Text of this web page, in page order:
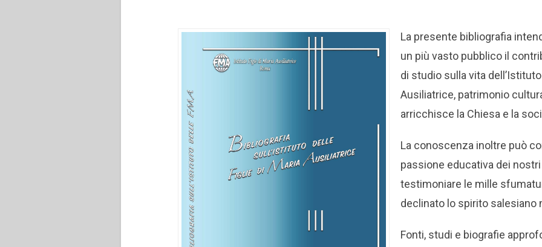
La presente bibliografia
un più vasto pubblico il
di studio sulla vita
Ausiliatrice, patrimonio
arricchisce la Chiesa e la
La conoscenza inoltre può
passione educativa dei
testimoniare le mille
declinato lo spirito salesiano
Fonti, studi e biografie